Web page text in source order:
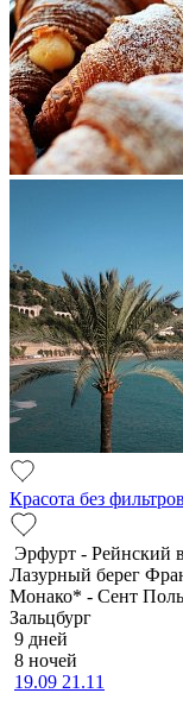
Красота без
Эрфурт - Рейнский
Лазурный берег
Монако* - Сент
Зальцбург
9 дней
8 ночей
19.09 21.11